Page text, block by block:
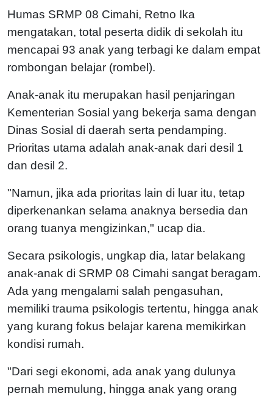
Humas SRMP 08 Cimahi, Retno Ika
mengatakan, total peserta didik di sekolah itu
mencapai 93 anak yang terbagi ke dalam empat
rombongan belajar (rombel).
Anak-anak itu merupakan hasil penjaringan
Kementerian Sosial yang bekerja sama dengan
Dinas Sosial di daerah serta pendamping.
Prioritas utama adalah anak-anak dari desil 1
dan desil 2.
"Namun, jika ada prioritas lain di luar itu, tetap
diperkenankan selama anaknya bersedia dan
orang tuanya mengizinkan," ucap dia.
Secara psikologis, ungkap dia, latar belakang
anak-anak di SRMP 08 Cimahi sangat beragam.
Ada yang mengalami salah pengasuhan,
memiliki trauma psikologis tertentu, hingga anak
yang kurang fokus belajar karena memikirkan
kondisi rumah.
"Dari segi ekonomi, ada anak yang dulunya
pernah memulung, hingga anak yang orang